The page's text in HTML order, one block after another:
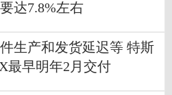
达7.8%左右
生产和发货延迟等 特斯
最早明年2月交付